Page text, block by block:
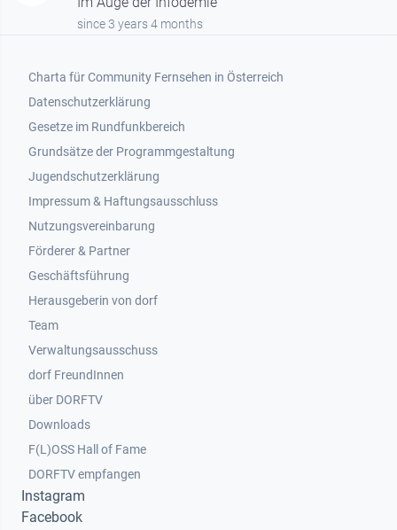
since 3 years 4 months
Footer 1
Charta für Community Fernsehen in Österreich
Datenschutzerklärung
Gesetze im Rundfunkbereich
Grundsätze der Programmgestaltung
Jugendschutzerklärung
Impressum & Haftungsausschluss
Nutzungsvereinbarung
Footer 2
Förderer & Partner
Geschäftsführung
Herausgeberin von dorf
Team
Verwaltungsausschuss
dorf FreundInnen
Footer 3
über DORFTV
Downloads
F(L)OSS Hall of Fame
Footer 4
DORFTV empfangen
Instagram
Facebook